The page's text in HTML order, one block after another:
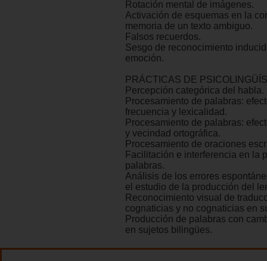
Rotación mental de imágenes.
Activación de esquemas en la
memoria de un texto ambiguo.
Falsos recuerdos.
Sesgo de reconocimiento
emoción.
PRÁCTICAS DE
Percepción categórica del habla.
Procesamiento de palabras:
frecuencia y lexicalidad.
Procesamiento de palabras:
y vecindad ortográfica.
Procesamiento de oraciones
Facilitación e interferencia en la
palabras.
Análisis de los errores
el estudio de la producción del
Reconocimiento visual de
cognaticias y no cognaticias en
Producción de palabras con
en sujetos bilingües.